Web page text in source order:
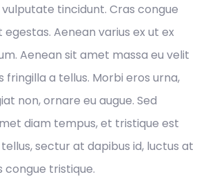
tincidunt. Cras congue
Aenean varius ex ut ex
Aenean sit amet massa eu velit
fringilla a tellus. Morbi eros urna,
non, ornare eu augue. Sed
diam tempus, et tristique est
sectur at dapibus id, luctus at
congue tristique.